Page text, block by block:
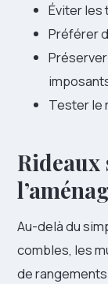
Éviter les
Préférer
Tester le
Rideaux
Au-delà du
combles, les
de